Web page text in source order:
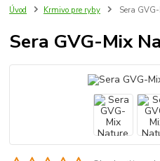
Úvod Krmivo pre ryby Sera
Sera GVG-Mix